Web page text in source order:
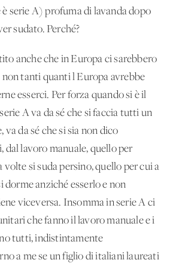
serie A) profuma di lavanda dopo
sudato. Perché?
anche che in Europa ci sarebbero
tanti quanti l'Europa avrebbe
esserci. Per forza quando si è il
A va da sé che si faccia tutti un
da sé che si sia non dico
dal lavoro manuale, quello per
si suda persino, quello per cui a
dorme anziché esserlo e non
viceversa. Insomma in serie A ci
che fanno il lavoro manuale e i
tutti, indistintamente
a me se un figlio di italiani laureati